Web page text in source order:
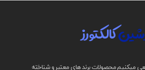
میکنیم محصولات برند های معتبر و شناخته
کالکتورز